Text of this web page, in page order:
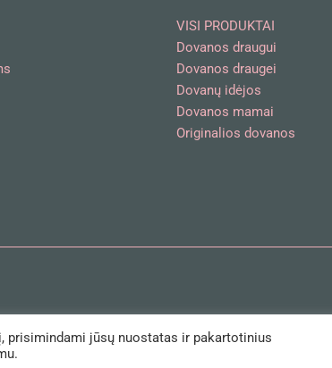
VISI PRODUKTAI
Dovanos draugui
Dovanos draugei
Dovanų idėjos
Dovanos mamai
Originalios dovanos
prisimindami jūsų nuostatas ir pakartotinius